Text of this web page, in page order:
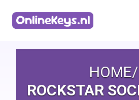
HOME/
ROCKSTAR